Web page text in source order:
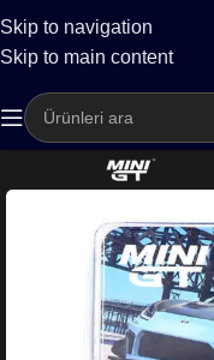
Skip to navigation
Skip to main content